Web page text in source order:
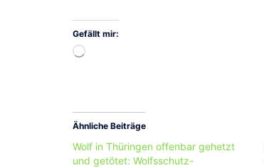
Gefällt mir:
Wird
Ähnliche Beiträge
Wolf in Thüringen offenbar gehetzt
und getötet: Wolfsschutz-